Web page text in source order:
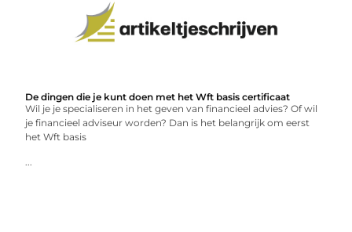
De dingen die je kunt doen met het Wft basis certificaat
Wil je je specialiseren in het geven van financieel advies? Of wil
je financieel adviseur worden? Dan is het belangrijk om eerst
het Wft basis
...